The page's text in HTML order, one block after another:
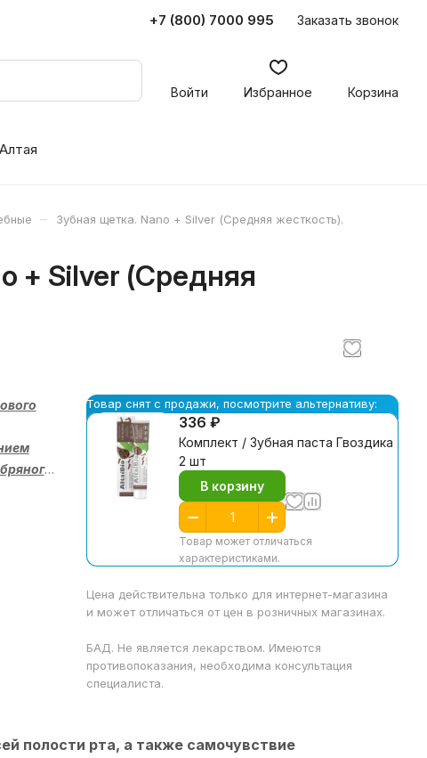
+7 (800) 7000 995 Заказать звонок
Войти Избранное Корзина
– Зубная щетка. Nano + Silver (Средняя жесткость).
+ Silver (Средняя
на
Товар снят с продажи, посмотрите альтернативу:
336 ₽
Комплект / Зубная паста Гвоздика
2 шт
В корзину
Товар может отличаться
характеристиками.
Цена действительна только для интернет-магазина
и может отличаться от цен в розничных магазинах.
БАД. Не является лекарством. Имеются
противопоказания, необходима консультация
специалиста.
полости рта, а также самочувствие